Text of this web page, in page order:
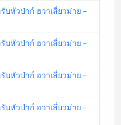
บหัวป่าก์ ฮวาเสี่ยวม่าย –
บหัวป่าก์ ฮวาเสี่ยวม่าย –
บหัวป่าก์ ฮวาเสี่ยวม่าย –
บหัวป่าก์ ฮวาเสี่ยวม่าย –